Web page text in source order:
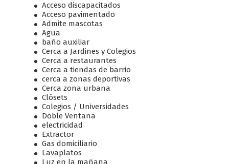
Acceso discapacitados
Acceso pavimentado
Admite mascotas
Agua
baño auxiliar
Cerca a Jardines y Colegios
Cerca a restaurantes
Cerca a tiendas de barrio
cerca a zonas deportivas
Cerca zona urbana
Clósets
Colegios / Universidades
Doble Ventana
electricidad
Extractor
Gas domiciliario
Lavaplatos
Luz en la mañana